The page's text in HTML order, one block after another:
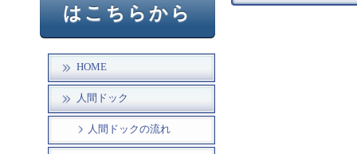
はこちらから
HOME
人間ドック
人間ドックの流れ